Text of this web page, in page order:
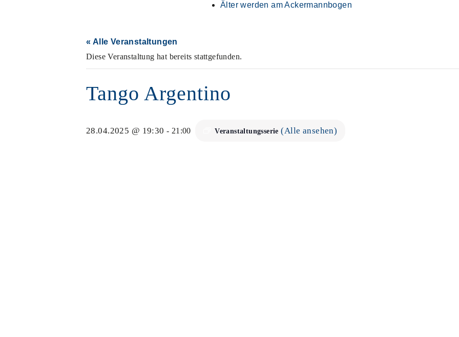
Älter werden am Ackermannbogen
« Alle Veranstaltungen
Diese Veranstaltung hat bereits stattgefunden.
Tango Argentino
28.04.2025 @ 19:30 - 21:00 Veranstaltungsserie(Alle ansehen)